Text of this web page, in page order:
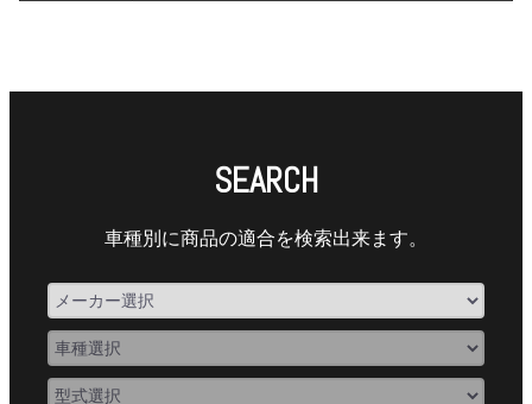
SEARCH
車種別に商品の適合を検索出来ます。